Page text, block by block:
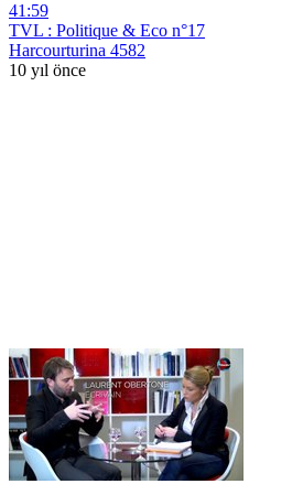
41:59
TVL : Politique & Eco n°17
Harcourturina 4582
10 yıl önce